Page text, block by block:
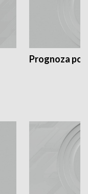
Prognoza